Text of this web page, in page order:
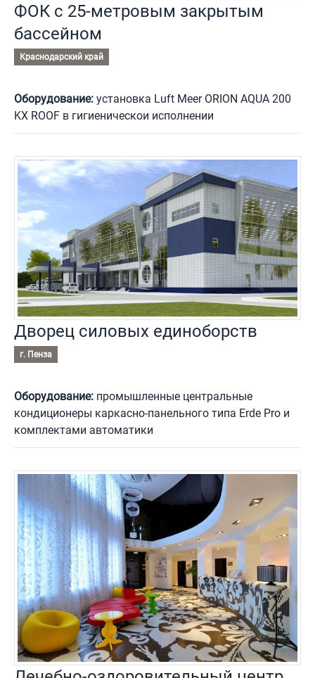
ФОК с 25-метровым закрытым
бассейном
Краснодарский край
Оборудование: установка Luft Meer ORION AQUA 200
KX ROOF в гигиеническои исполнении
Дворец силовых единоборств
г. Пенза
Оборудование: промышленные центральные
кондиционеры каркасно-панельного типа Erde Pro и
комплектами автоматики